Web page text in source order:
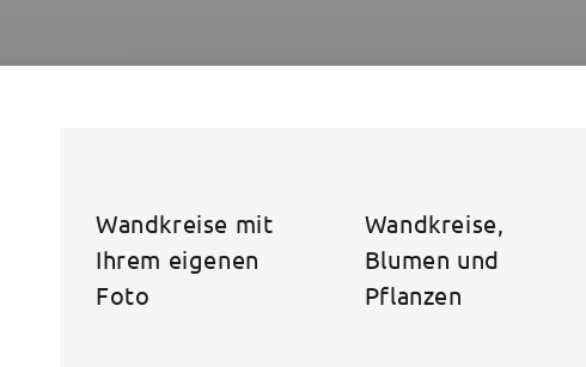
Wandkreise mit
Ihrem eigenen
Foto
Wandkreise,
Blumen und
Pflanzen